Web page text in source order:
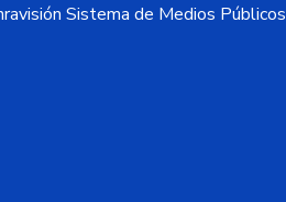
Sistema de Medios Públicos